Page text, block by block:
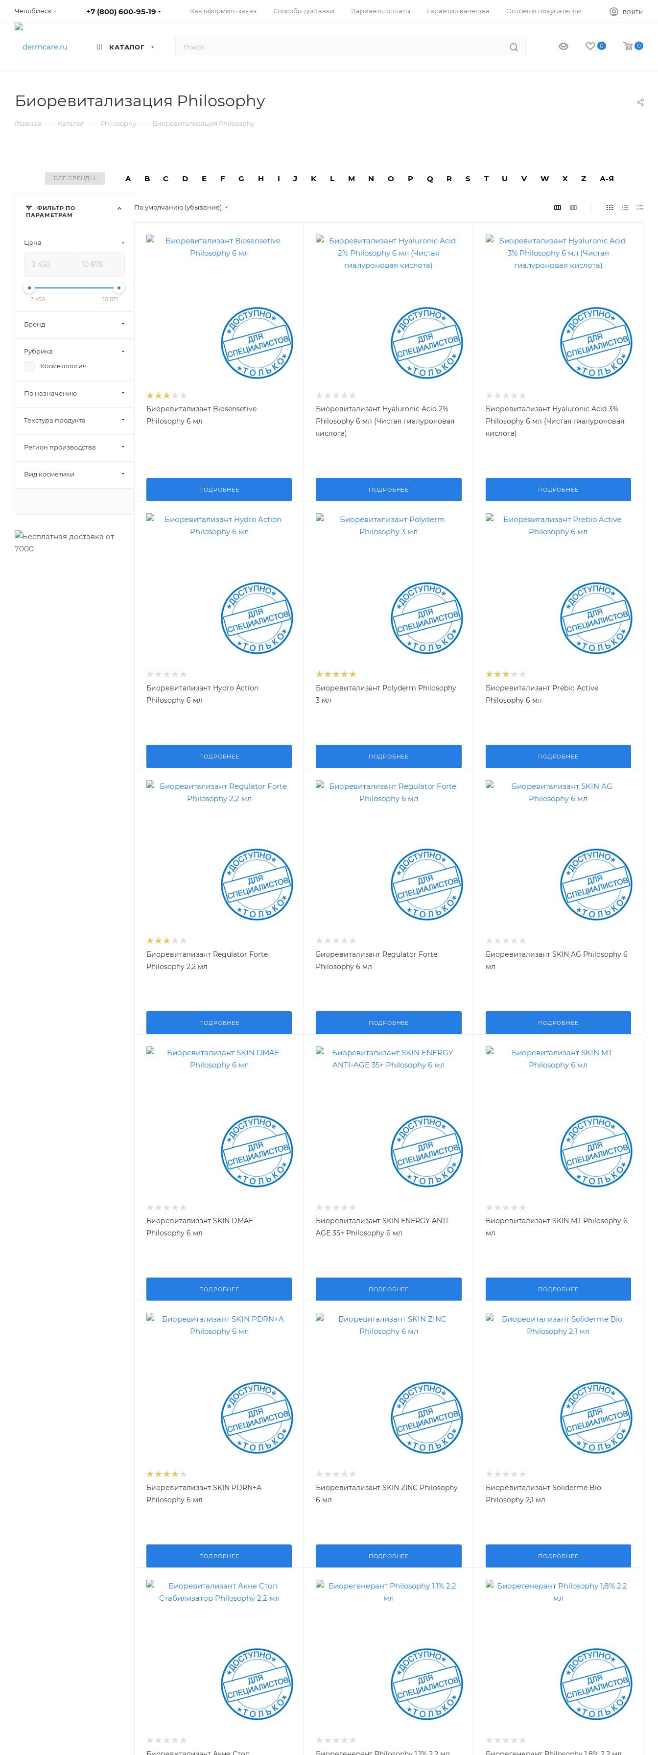
Челябинск +7 (800) 600-95-19 Как оформить заказ Способы доставки Варианты оплаты Гарантия качества Оптовым покупателям ВОЙТИ
КАТАЛОГ 0 0
Биоревитализация Philosophy
Главная — Каталог — Philosophy — Биоревитализация Philosophy
ВСЕ БРЕНДЫ A B C D E F G H I J K L M N O P Q R S T U V W X Z А-Я
По умолчанию (убывание)
Биоревитализант Biosensetive
Philosophy 6 мл
ПОДРОБНЕЕ
Биоревитализант Hyaluronic Acid 2%
Philosophy 6 мл (Чистая гиалуроновая
кислота)
ПОДРОБНЕЕ
Биоревитализант Hyaluronic Acid 3%
Philosophy 6 мл (Чистая гиалуроновая
кислота)
ПОДРОБНЕЕ
Биоревитализант Hydro Action
Philosophy 6 мл
ПОДРОБНЕЕ
Биоревитализант Polyderm Philosophy
3 мл
ПОДРОБНЕЕ
Биоревитализант Prebio Active
Philosophy 6 мл
ПОДРОБНЕЕ
Биоревитализант Regulator Forte
Philosophy 2,2 мл
ПОДРОБНЕЕ
Биоревитализант Regulator Forte
Philosophy 6 мл
ПОДРОБНЕЕ
Биоревитализант SKIN AG Philosophy 6
мл
ПОДРОБНЕЕ
Биоревитализант SKIN DMAE
Philosophy 6 мл
ПОДРОБНЕЕ
Биоревитализант SKIN ENERGY ANTI-
AGE 35+ Philosophy 6 мл
ПОДРОБНЕЕ
Биоревитализант SKIN MT Philosophy 6
мл
ПОДРОБНЕЕ
Биоревитализант SKIN PDRN+A
Philosophy 6 мл
ПОДРОБНЕЕ
Биоревитализант SKIN ZINC Philosophy
6 мл
ПОДРОБНЕЕ
Биоревитализант Soliderme Bio
Philosophy 2,1 мл
ПОДРОБНЕЕ
ФИЛЬТР ПО
ПАРАМЕТРАМ
Цена
3 450 10 875
Бренд
Рубрика
Косметология
По назначению
Текстура продукта
Регион производства
Вид косметики